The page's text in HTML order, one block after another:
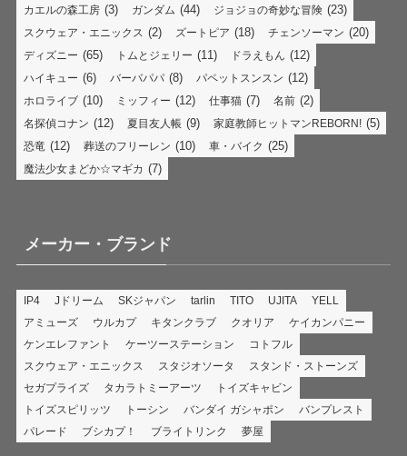
カエルの森工房 (3) ガンダム (44) ジョジョの奇妙な冒険 (23)
スクウェア・エニックス (2) ズートピア (18) チェンソーマン (20)
ディズニー (65) トムとジェリー (11) ドラえもん (12)
ハイキュー (6) バーバパパ (8) パペットスンスン (12)
ホロライブ (10) ミッフィー (12) 仕事猫 (7) 名前 (2)
名探偵コナン (12) 夏目友人帳 (9) 家庭教師ヒットマンREBORN! (5)
恐竜 (12) 葬送のフリーレン (10) 車・バイク (25)
魔法少女まどか☆マギカ (7)
メーカー・ブランド
IP4 Jドリーム SKジャパン tarlin TITO UJITA
YELL
アミューズ
ウルカプ キタンクラブ クオリア
ケイカンパニー
ケンエレファント
ケーツーステーション
コトフル
スクウェア・エニックス
スタジオソータ
スタンド・ストーンズ
セガプライズ
タカラトミーアーツ
トイズキャビン
トイズスピリッツ
トーシン バンダイ ガシャポン
バンプレスト
パレード
ブシカプ！ ブライトリンク 夢屋